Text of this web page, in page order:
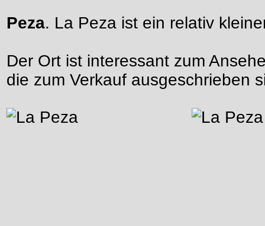
Peza. La Peza ist ein relativ
Der Ort ist interessant zum
die zum Verkauf ausgeschrieben